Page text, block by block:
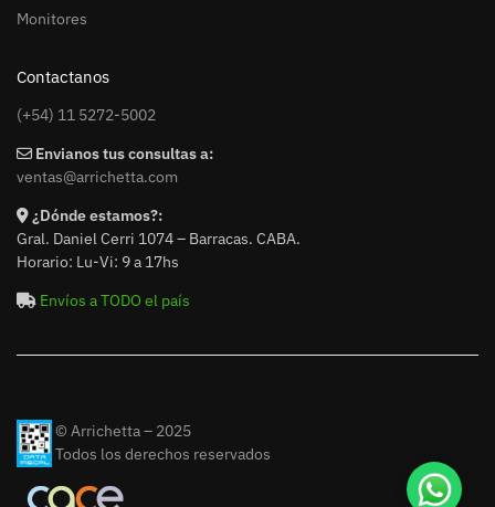
Monitores
Contactanos
(+54) 11 5272-5002
Envianos tus consultas a:
ventas@arrichetta.com
¿Dónde estamos?:
Gral. Daniel Cerri 1074 – Barracas. CABA.
Horario: Lu-Vi: 9 a 17hs
Envíos a TODO el país
© Arrichetta – 2025
Todos los derechos reservados